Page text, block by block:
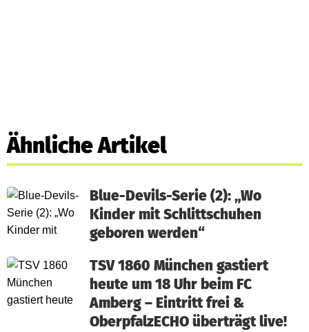
Ähnliche Artikel
Blue-Devils-Serie (2): „Wo
Kinder mit Schlittschuhen
geboren werden“
TSV 1860 München gastiert
heute um 18 Uhr beim FC
Amberg – Eintritt frei &
OberpfalzECHO überträgt live!